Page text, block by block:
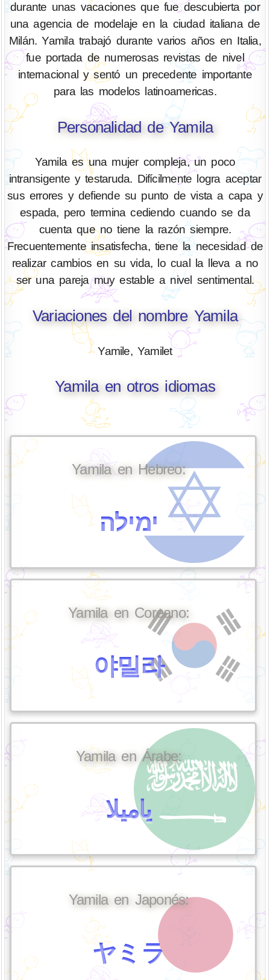
durante unas vacaciones que fue descubierta por
una agencia de modelaje en la ciudad italiana de
Milán. Yamila trabajó durante varios años en Italia,
fue portada de numerosas revistas de nivel
internacional y sentó un precedente importante
para las modelos latinoamericas.
Personalidad de Yamila
Yamila es una mujer compleja, un poco
intransigente y testaruda. Difícilmente logra aceptar
sus errores y defiende su punto de vista a capa y
espada, pero termina cediendo cuando se da
cuenta que no tiene la razón siempre.
Frecuentemente insatisfecha, tiene la necesidad de
realizar cambios en su vida, lo cual la lleva a no
ser una pareja muy estable a nivel sentimental.
Variaciones del nombre Yamila
Yamile, Yamilet
Yamila en otros idiomas
Yamila en Hebreo:
ימילה
Yamila en Coreano:
야밀라
Yamila en Árabe:
ياميلا
Yamila en Japonés:
ヤミラ